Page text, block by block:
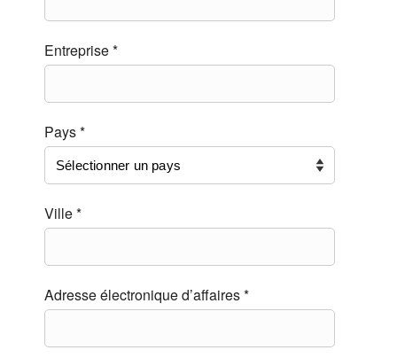
Entreprise *
Pays *
Ville *
Adresse électronique d’affaires *